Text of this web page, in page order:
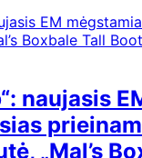
naujasis
„Mal’s